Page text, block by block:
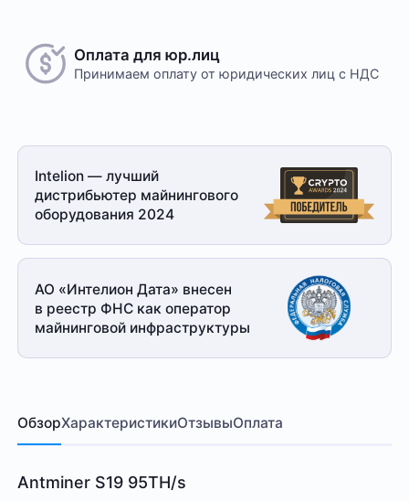
Оплата для юр.лиц
Принимаем оплату от юридических лиц с НДС
Intelion — лучший
дистрибьютер майнингового
оборудования 2024
АО «Интелион Дата» внесен
в реестр ФНС как оператор
майнинговой инфраструктуры
ОбзорХарактеристикиОтзывыОплата
Antminer S19 95TH/s